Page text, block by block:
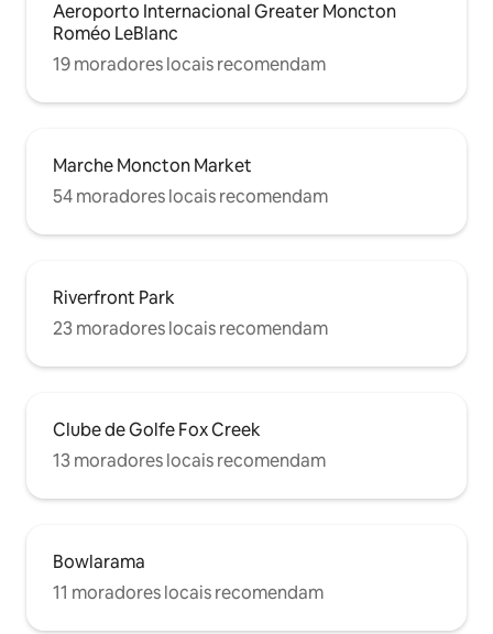
Aeroporto Internacional Greater Moncton
Roméo LeBlanc
19 moradores locais recomendam
Marche Moncton Market
54 moradores locais recomendam
Riverfront Park
23 moradores locais recomendam
Clube de Golfe Fox Creek
13 moradores locais recomendam
Bowlarama
11 moradores locais recomendam